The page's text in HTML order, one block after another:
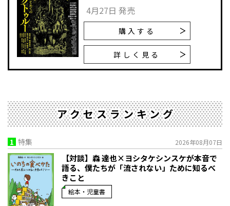
4月27日 発売
購入する
詳しく見る
アクセスランキング
1 特集 2026年08月07日
【対談】森 達也×ヨシタケシンスケが本音で
語る、僕たちが「流されない」ために知るべ
きこと
絵本・児童書